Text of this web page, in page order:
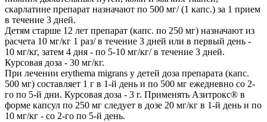
скарлатине препарат назначают по 500 мг/ (1 капс.) за 1 прием
в течение 3 дней.
Детям старше 12 лет препарат (капс. по 250 мг) назначают из
расчета 10 мг/кг 1 раз/ в течение 3 дней или в первый день -
10 мг/кг, затем 4 дня - по 5-10 мг/кг/ в течение 3 дней.
Курсовая доза - 30 мг/кг.
При лечении erythema migrans у детей доза препарата (капс.
500 мг) составляет 1 г в 1-й день и по 500 мг ежедневно со 2-
го по 5-й дни. Курсовая доза - 3 г. Применять Азитрокс® в
форме капсул по 250 мг следует в дозе 20 мг/кг в 1-й день и по
10 мг/кг - со 2-го по 5-й день.